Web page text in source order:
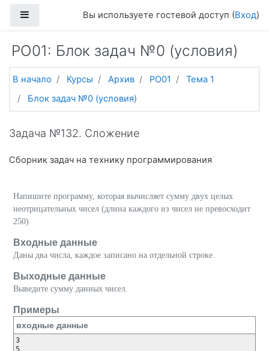
Боковая панельВы используете гостевой доступ (Вход)
PO01: Блок задач №0 (условия)
В начало Курсы Архив PO01
Тема 1
Блок задач №0 (условия)
Задача №132. Сложение
Сборник задач на технику программирования
Напишите программу, которая вычисляет сумму двух целых
неотрицательных чисел (длина каждого из чисел не превосходит
250)
Входные данные
Даны два числа, каждое записано на отдельной строке.
Выходные данные
Выведите сумму данных чисел.
Примеры
входные данные
3